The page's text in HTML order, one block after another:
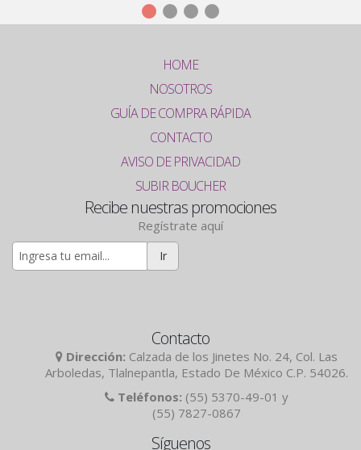
HOME
NOSOTROS
GUÍA DE COMPRA RÁPIDA
CONTACTO
AVISO DE PRIVACIDAD
SUBIR BOUCHER
Recibe nuestras promociones
Regístrate aquí
Ir
Contacto
Dirección: Calzada de los Jinetes No. 24, Col. Las
Arboledas, Tlalnepantla, Estado De México C.P. 54026.
Teléfonos: (55) 5370-49-01 y
(55) 7827-0867
Síguenos